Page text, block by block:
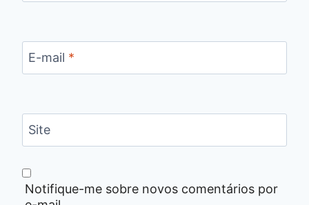
E-mail *
Site
Notifique-me sobre novos comentários por